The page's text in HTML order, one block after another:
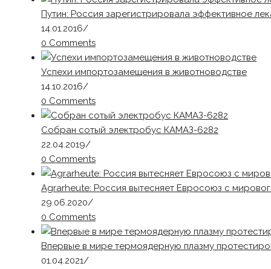
Путин: Россия зарегистрировала эффективное
14.01.2016/
0 Comments
Успехи импортозамещения в животноводстве
14.10.2016/
0 Comments
Собран сотый электробус КАМАЗ-6282
22.04.2019/
0 Comments
Agrarheute: Россия вытесняет Евросоюз с
29.06.2020/
0 Comments
Впервые в мире термоядерную плазму
01.04.2021/